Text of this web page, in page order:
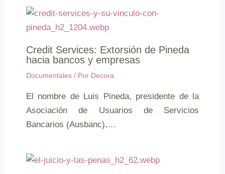
Credit Services: Extorsión de Pineda
hacia bancos y empresas
Documentales/ Por Decora
El nombre de Luis Pineda, presidente de la
Asociación de Usuarios de Servicios
Bancarios (Ausbanc),…